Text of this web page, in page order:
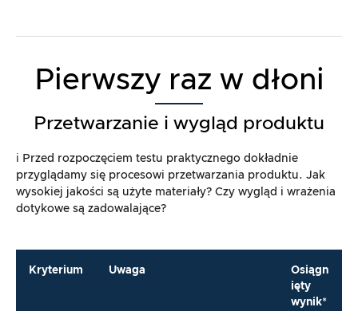
Pierwszy raz w dłoni
Przetwarzanie i wygląd produktu
ℹ️ Przed rozpoczęciem testu praktycznego dokładnie
przyglądamy się procesowi przetwarzania produktu. Jak
wysokiej jakości są użyte materiały? Czy wygląd i wrażenia
dotykowe są zadowalające?
Kryterium Uwaga
Osiągn
ięty
wynik*